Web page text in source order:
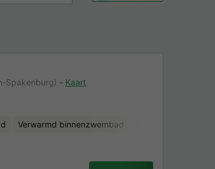
Spakenburg)
Kaart
Verwarmd binnenzwembad